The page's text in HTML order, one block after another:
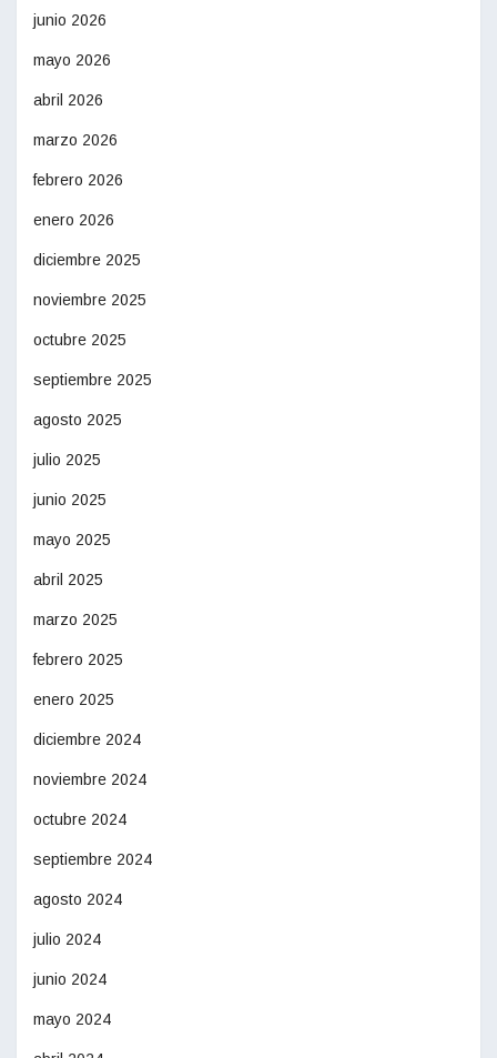
junio 2026
mayo 2026
abril 2026
marzo 2026
febrero 2026
enero 2026
diciembre 2025
noviembre 2025
octubre 2025
septiembre 2025
agosto 2025
julio 2025
junio 2025
mayo 2025
abril 2025
marzo 2025
febrero 2025
enero 2025
diciembre 2024
noviembre 2024
octubre 2024
septiembre 2024
agosto 2024
julio 2024
junio 2024
mayo 2024